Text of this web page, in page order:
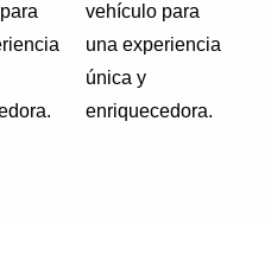
vehículo para
una experiencia
única y
enriquecedora.